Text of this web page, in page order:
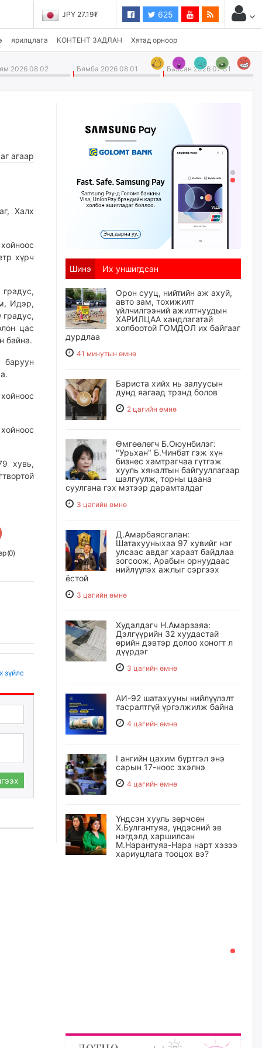
JPY 27.19₮ 625
ярилцлага КОНТЕНТ ЗАДЛАН Хятад орноор
2026 08 02 Бямба 2026 08 01 Баасан 2026 07 31
агаар
Халх
хүрч
Идэр,
цас
байна.
хувь,
(0)
зүйлс
Шинэ Их уншигдсан
Орон сууц, нийтийн аж ахуй,
авто зам, тохижилт
үйлчилгээний ажилтнуудын
ХАРИЛЦАА хандлагатай
холбоотой ГОМДОЛ их байгааг
дурдлаа
41 минутын өмнө
Бариста хийх нь залуусын
дунд яагаад трэнд болов
2 цагийн өмнө
Өмгөөлөгч Б.Оюунбилэг:
"Урьхан" Б.Чинбат гэж хүн
бизнес хамтрагчаа гүтгэж
хууль хяналтын байгууллагаар
шалгуулж, торны цаана
суулгана гэх мэтээр дарамталдаг
3 цагийн өмнө
Д.Амарбаясгалан:
Шатахууныхаа 97 хувийг нэг
улсаас авдаг хараат байдлаа
зогсоож, Арабын орнуудаас
нийлүүлэх ажлыг сэргээх
ёстой
3 цагийн өмнө
Худалдагч Н.Амарзаяа:
Дэлгүүрийн 32 хуудастай
өрийн дэвтэр долоо хоногт л
дүүрдэг
3 цагийн өмнө
АИ-92 шатахууны нийлүүлэлт
тасралтгүй үргэлжилж байна
4 цагийн өмнө
I ангийн цахим бүртгэл энэ
сарын 17-ноос эхэлнэ
4 цагийн өмнө
Үндсэн хууль зөрчсөн
Х.Булгантуяа, үндэсний эв
нэгдэлд харшилсан
М.Нарантуяа-Нара нарт хэзээ
хариуцлага тооцох вэ?